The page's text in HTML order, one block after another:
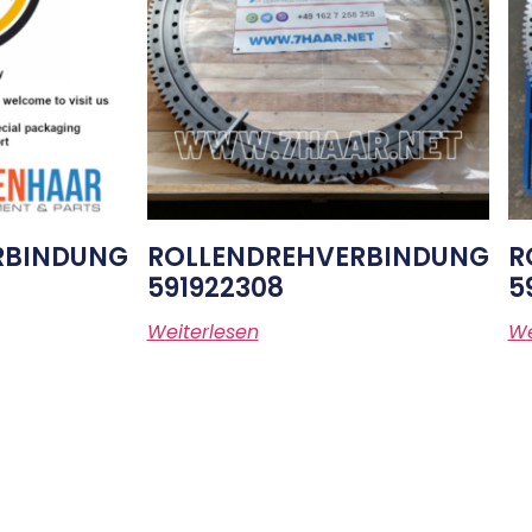
ROLLENDREHVERBINDUNG
591922308
Weiterlesen